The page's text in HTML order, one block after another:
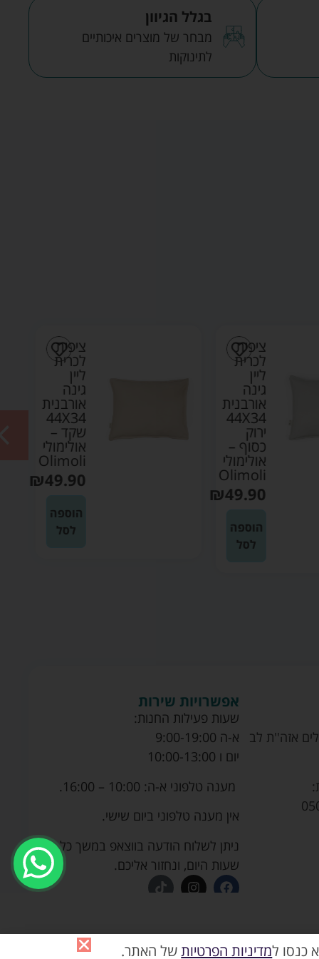
בגלל הגיוון
מבחר של מוצרים איכותיים
לתינוקות
ציפית
לכרית
ליין
גינה
אורבנית
44X34
ירוק
כסוף –
אולימולי
Olimoli
₪49.90
הוספה
לסל
ציפית
לכרית
ליין
גינה
אורבנית
44X34
שקד –
אולימולי
Olimoli
₪49.90
הוספה
לסל
אזה''ת לב
אפשרויות שירות
שעות פעילות החנות:
א-ה 9:00-19:00
יום ו 10:00-13:00
מענה טלפוני א-ה: 10:00 – 16:00.
אין מענה טלפוני ביום שישי.
ניתן לשלוח הודעה בווצאפ במשך כל
שעות היום, ונחזור אליכם.
כנסו למדיניות הפרטיותשל האתר.